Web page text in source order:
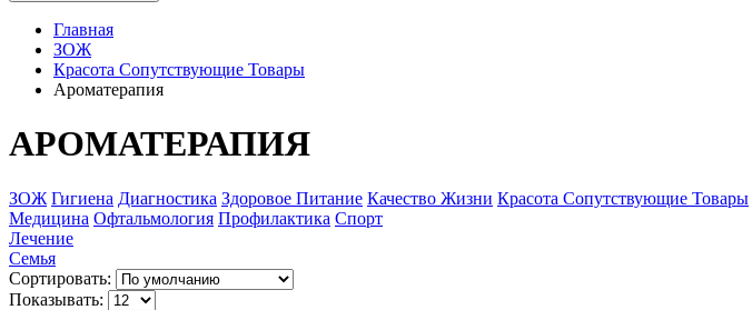
Главная
ЗОЖ
Красота Сопутствующие Товары
Ароматерапия
АРОМАТЕРАПИЯ
ЗОЖ Гигиена Диагностика Здоровое Питание Качество Жизни Красота Сопутствующие Товары
Медицина Офтальмология Профилактика Спорт
Лечение
Семья
Сортировать:
Показывать: